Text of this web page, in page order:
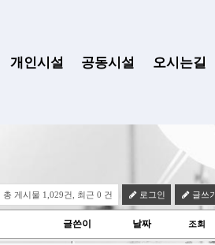
개인시설 공동시설 오시는길
총 게시물 1,029건, 최근 0 건 로그인 글쓰기
글쓴이 날짜 조회